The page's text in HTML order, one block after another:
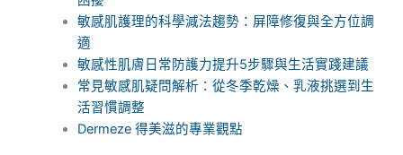
敏感肌護理的科學減法趨勢：屏障修復與全方位調
適
敏感性肌膚日常防護力提升5步驟與生活實踐建議
常見敏感肌疑問解析：從冬季乾燥、乳液挑選到生
活習慣調整
Dermeze 得美滋的專業觀點